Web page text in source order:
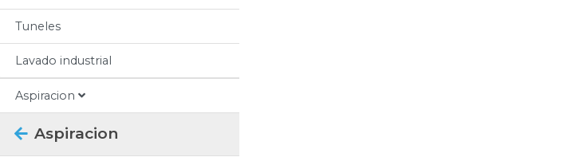
Tuneles
Lavado industrial
Aspiracion
Aspiracion